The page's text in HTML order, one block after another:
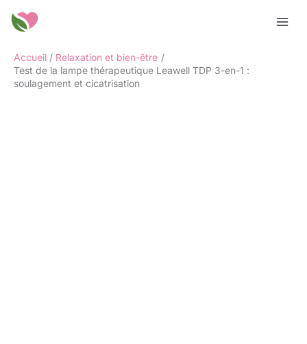
Accueil
Relaxation et bien-être
Test de la lampe thérapeutique Leawell TDP 3-en-1 :
soulagement et cicatrisation